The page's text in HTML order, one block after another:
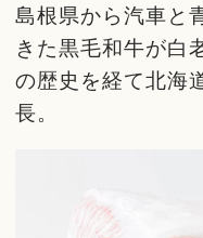
島根県から汽車と
きた黒毛和牛が白
の歴史を経て北海
長。